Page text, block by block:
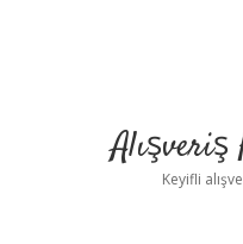
Alışveriş
Keyifli